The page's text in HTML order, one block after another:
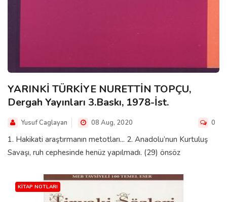
YARINKİ TÜRKİYE NURETTİN TOPÇU,
Dergah Yayınları 3.Baskı, 1978-İst.
Yusuf Caglayan 08 Aug, 2020 0
1. Hakikati araştırmanın metotları... 2. Anadolu’nun Kurtuluş
Savaşı, ruh cephesinde henüz yapılmadı. (29) önsöz
KITAP NOTLARI